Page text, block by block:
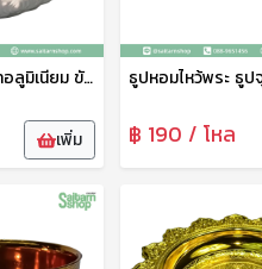
ขันน้ำ ขันเงิน ขันน้ำอลูมิเนียม ขันน้ำลายไทย ขันน้ำงานพิธี ขันน้ำสงกรานต์ 22 ซม. จระเข้
เพิ่ม ฿ 190 / โหล